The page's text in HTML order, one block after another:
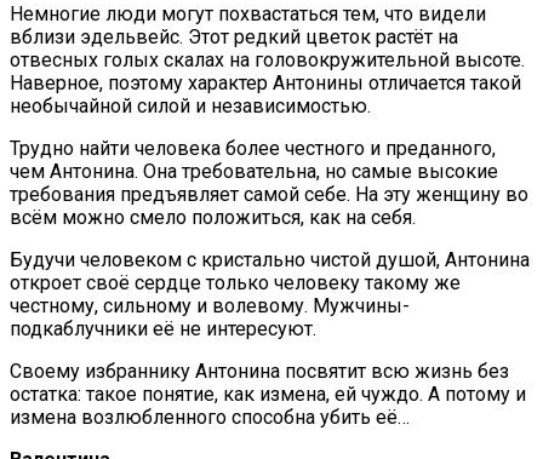
Немногие люди могут похвастаться тем, что видели
вблизи эдельвейс. Этот редкий цветок растёт на
отвесных голых скалах на головокружительной высоте.
Наверное, поэтому характер Антонины отличается такой
необычайной силой и независимостью.
Трудно найти человека более честного и преданного,
чем Антонина. Она требовательна, но самые высокие
требования предъявляет самой себе. На эту женщину во
всём можно смело положиться, как на себя.
Будучи человеком с кристально чистой душой, Антонина
откроет своё сердце только человеку такому же
честному, сильному и волевому. Мужчины-
подкаблучники её не интересуют.
Своему избраннику Антонина посвятит всю жизнь без
остатка: такое понятие, как измена, ей чуждо. А потому и
измена возлюбленного способна убить её…